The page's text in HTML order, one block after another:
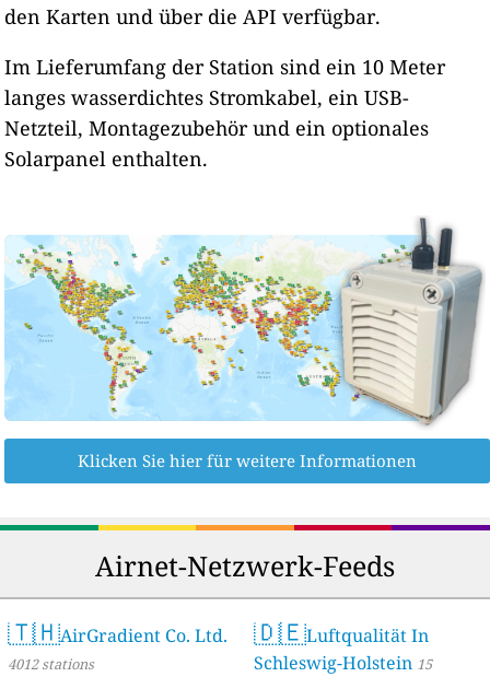
den Karten und über die API verfügbar.
Im Lieferumfang der Station sind ein 10 Meter
langes wasserdichtes Stromkabel, ein USB-
Netzteil, Montagezubehör und ein optionales
Solarpanel enthalten.
Klicken Sie hier für weitere Informationen
Airnet-Netzwerk-Feeds
🇹🇭AirGradient Co. Ltd.
4012 stations
🇩🇪Luftqualität In
Schleswig-Holstein 15